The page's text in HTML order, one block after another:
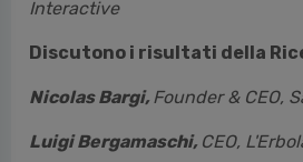
Interactive
Discutono i risultati della
Nicolas Bargi, Founder & CEO,
Luigi Bergamaschi, CEO,